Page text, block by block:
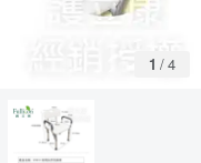
1 /4